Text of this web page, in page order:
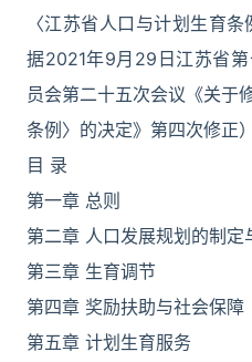
〈江苏省人口与计划生育
据2021年9月29日江苏省
员会第二十五次会议《关于
条例〉的决定》第四次修正）
目 录
第一章 总则
第二章 人口发展规划的制定
第三章 生育调节
第四章 奖励扶助与社会保障
第五章 计划生育服务